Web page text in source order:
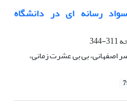
رسانه ای در دانشگاه
311-344
اصفهانی، بی بی عشرت زمانی،